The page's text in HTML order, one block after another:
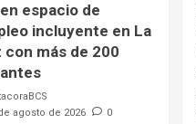
espacio de
incluyente en La
con más de 200
agosto de 2026
0